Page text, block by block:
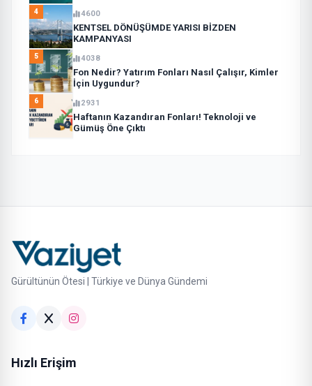
4 4600
KENTSEL DÖNÜŞÜMDE YARISI BİZDEN
KAMPANYASI
5 4038
Fon Nedir? Yatırım Fonları Nasıl Çalışır, Kimler
İçin Uygundur?
6 2931
Haftanın Kazandıran Fonları! Teknoloji ve
Gümüş Öne Çıktı
Gürültünün Ötesi | Türkiye ve Dünya Gündemi
Hızlı Erişim